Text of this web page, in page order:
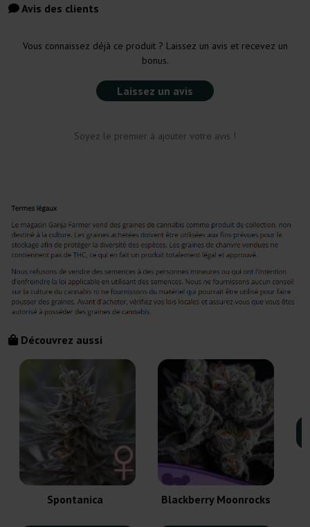
Avis des clients
Vous connaissez déjà ce produit ? Laissez un avis et recevez un
bonus.
Laissez un avis
Soyez le premier à ajouter votre avis !
Découvrez aussi
Spontanica Blackberry Moonrocks